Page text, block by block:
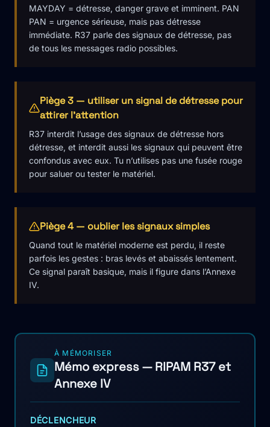
MAYDAY = détresse, danger grave et imminent. PAN
PAN = urgence sérieuse, mais pas détresse
immédiate. R37 parle des signaux de détresse, pas
de tous les messages radio possibles.
Piège 3 — utiliser un signal de détresse pour
attirer l'attention
R37 interdit l’usage des signaux de détresse hors
détresse, et interdit aussi les signaux qui peuvent être
confondus avec eux. Tu n’utilises pas une fusée rouge
pour saluer ou tester le matériel.
Piège 4 — oublier les signaux simples
Quand tout le matériel moderne est perdu, il reste
parfois les gestes : bras levés et abaissés lentement.
Ce signal paraît basique, mais il figure dans l’Annexe
IV.
À MÉMORISER
Mémo express — RIPAM R37 et
Annexe IV
DÉCLENCHEUR